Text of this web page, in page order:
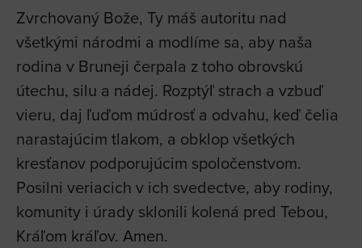
Zvrchovaný Bože, Ty máš autoritu nad
všetkými národmi a modlíme sa, aby naša
rodina v Bruneji čerpala z toho obrovskú
útechu, silu a nádej. Rozptýľ strach a vzbuď
vieru, daj ľuďom múdrosť a odvahu, keď čelia
narastajúcim tlakom, a obklop všetkých
kresťanov podporujúcim spoločenstvom.
Posilni veriacich v ich svedectve, aby rodiny,
komunity i úrady sklonili kolená pred Tebou,
Kráľom kráľov. Amen.